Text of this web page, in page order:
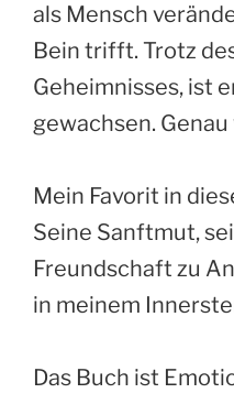
als Mensch
Bein trifft. Trotz
Geheimnisses, ist
gewachsen.
Mein Favorit in
Seine Sanftmut,
Freundschaft zu
in meinem
Das Buch ist